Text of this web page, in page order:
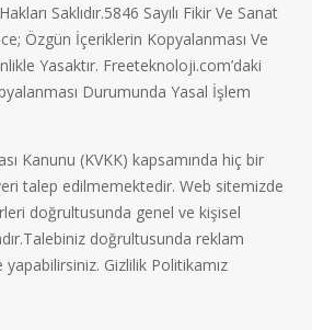
Saklıdır.5846 Sayılı Fikir Ve Sanat
Özgün İçeriklerin Kopyalanması Ve
Yasaktır. Freeteknoloji.com’daki
Durumunda Yasal İşlem
Kanunu (KVKK) kapsamında hiç bir
talep edilmemektedir. Web sitemizde
doğrultusunda genel ve kişisel
doğrultusunda reklam
yapabilirsiniz. Gizlilik Politikamız